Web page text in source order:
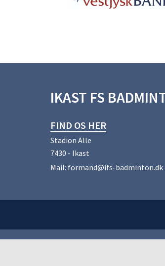
IKAST FS
FIND OS HER
Stadion Alle
7430 - Ikast
Mail: formand@ifs-badminton.dk